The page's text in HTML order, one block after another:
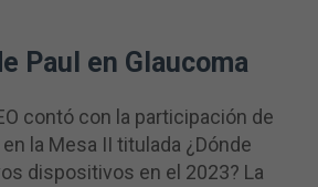
Paul en Glaucoma
contó con la participación de
en la Mesa II titulada ¿Dónde
dispositivos en el 2023? La